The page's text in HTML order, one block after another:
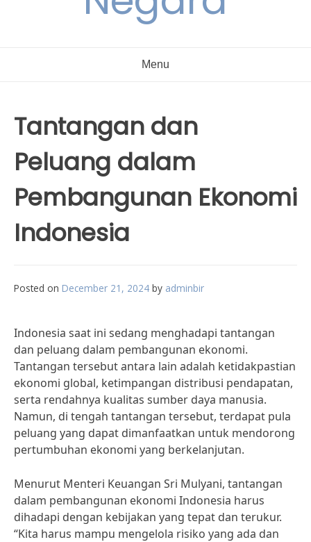
Menu
Tantangan dan
Peluang dalam
Pembangunan Ekonomi
Indonesia
Posted on December 21, 2024 by adminbir
Indonesia saat ini sedang menghadapi tantangan
dan peluang dalam pembangunan ekonomi.
Tantangan tersebut antara lain adalah ketidakpastian
ekonomi global, ketimpangan distribusi pendapatan,
serta rendahnya kualitas sumber daya manusia.
Namun, di tengah tantangan tersebut, terdapat pula
peluang yang dapat dimanfaatkan untuk mendorong
pertumbuhan ekonomi yang berkelanjutan.
Menurut Menteri Keuangan Sri Mulyani, tantangan
dalam pembangunan ekonomi Indonesia harus
dihadapi dengan kebijakan yang tepat dan terukur.
“Kita harus mampu mengelola risiko yang ada dan